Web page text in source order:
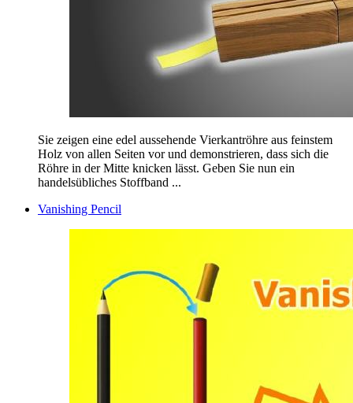
Sie zeigen eine edel aussehende Vierkantröhre aus feinstem
Holz von allen Seiten vor und demonstrieren, dass sich die
Röhre in der Mitte knicken lässt. Geben Sie nun ein
handelsübliches Stoffband ...
Vanishing Pencil